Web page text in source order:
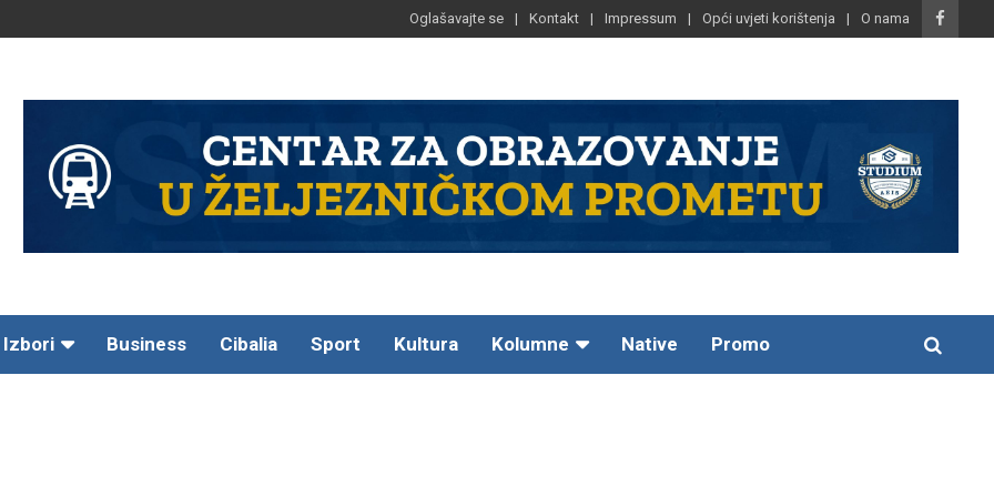
Oglašavajte se Kontakt Impressum Opći uvjeti korištenja O nama
Izbori Business Cibalia Sport Kultura Kolumne Native Promo